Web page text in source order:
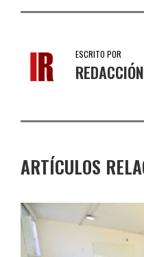
ESCRITO POR
ARTÍCULOS